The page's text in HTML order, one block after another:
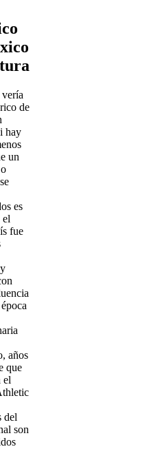
vería
de
hay
un
es
fue
años
que
el
del
son